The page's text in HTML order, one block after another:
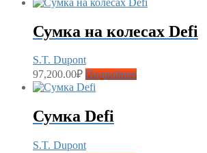
Сумка на колесах Defi
S.T. Dupont
97,200.00₽ Подробнее
Сумка Defi
S.T. Dupont